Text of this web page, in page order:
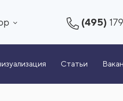
(495)
Статьи